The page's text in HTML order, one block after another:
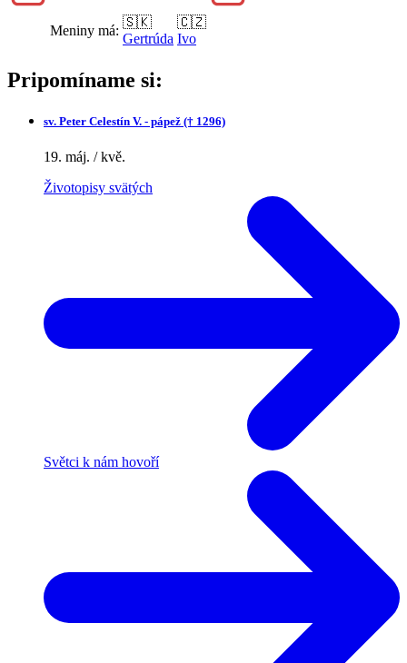
Meniny má:
🇸🇰
Gertrúda
🇨🇿
Ivo
Pripomíname si:
sv. Peter Celestín V. - pápež († 1296)
19. máj. / kvě.
Životopisy svätých
Světci k nám hovoří